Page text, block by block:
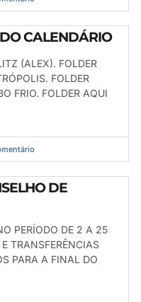
CALENDÁRIO
(ALEX). FOLDER
FOLDER
FRIO. FOLDER AQUI
DE
PERÍODO DE 2 A 25
TRANSFERÊNCIAS
PARA A FINAL DO